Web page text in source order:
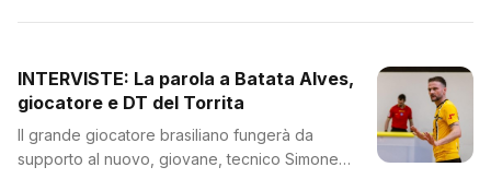
INTERVISTE: La parola a Batata Alves,
giocatore e DT del Torrita
Il grande giocatore brasiliano fungerà da
supporto al nuovo, giovane, tecnico Simone